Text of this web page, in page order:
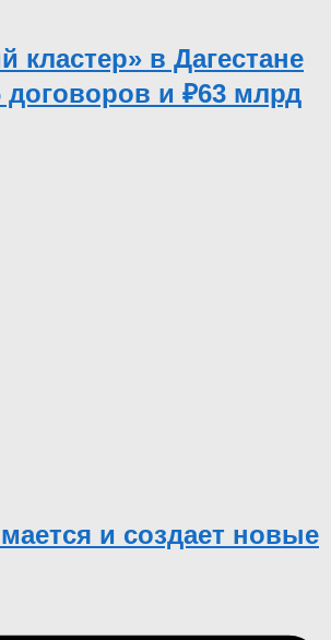
кластер» в Дагестане
договоров и ₽63 млрд
и создает новые